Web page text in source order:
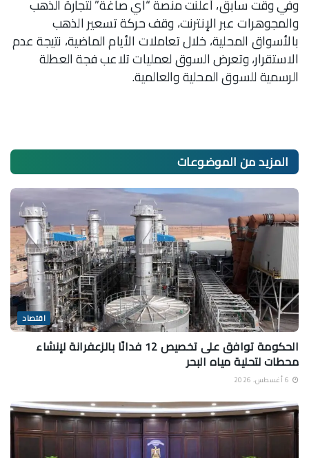
وفي وقت سابق، أعلنت منصة “آي صاغة” لتجارة الذهب
والمجوهرات عبر الإنترنت، وقف حركة تسعير الذهب
بالأسواق المحلية، خلال تعاملات الأيام الماضية، نتيجة عدم
الاستقرار، وتعرض السوق لعمليات تلاعب فجة العطلة
الرسمية للسوق المحلية والعالمية.
المزيد منالموضوعات
اقتصاد
الحكومة توافق على تخصيص 12 فدانًا بالزعفرانة لإنشاء
محطات لتحلية مياه البحر